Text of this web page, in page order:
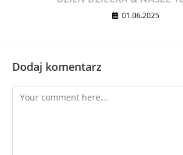
01.06.2025
Dodaj komentarz